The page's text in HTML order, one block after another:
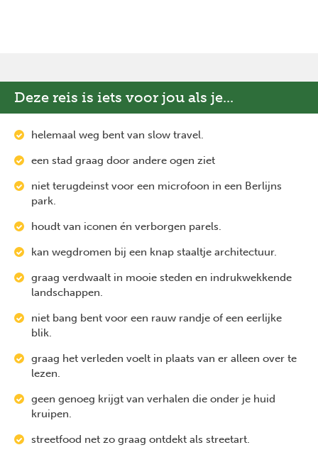
Deze reis is iets voor jou als je...
helemaal weg bent van slow travel.
een stad graag door andere ogen ziet
niet terugdeinst voor een microfoon in een Berlijns
park.
houdt van iconen én verborgen parels.
kan wegdromen bij een knap staaltje architectuur.
graag verdwaalt in mooie steden en indrukwekkende
landschappen.
niet bang bent voor een rauw randje of een eerlijke
blik.
graag het verleden voelt in plaats van er alleen over te
lezen.
geen genoeg krijgt van verhalen die onder je huid
kruipen.
streetfood net zo graag ontdekt als streetart.